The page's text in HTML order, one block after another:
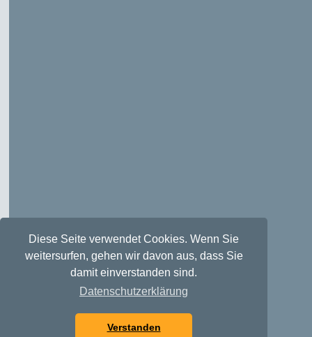
Diese Seite verwendet Cookies. Wenn Sie
weitersurfen, gehen wir davon aus, dass Sie
damit einverstanden sind.
Datenschutzerklärung
Verstanden